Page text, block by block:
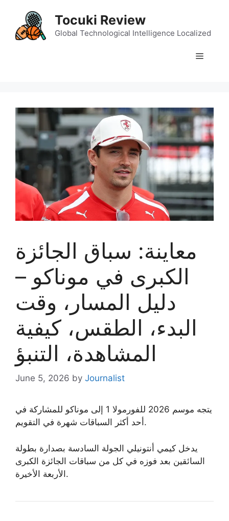
content
Tocuki Review
Global Technological Intelligence Localized
Menu
معاينة: سباق الجائزة
الكبرى في موناكو –
دليل المسار، وقت
البدء، الطقس، كيفية
المشاهدة، التنبؤ
June 5, 2026 by Journalist
يتجه موسم 2026 للفورمولا 1 إلى موناكو للمشاركة في
أحد أكثر السباقات شهرة في التقويم.
يدخل كيمي أنتونيلي الجولة السادسة بصدارة بطولة
السائقين بعد فوزه في كل من سباقات الجائزة الكبرى
الأربعة الأخيرة.